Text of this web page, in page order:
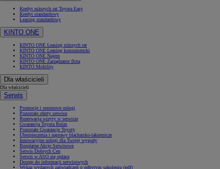
Kredyt niższych rat Toyota Easy
Kredyt standardowy
Leasing standardowy
KINTO ONE
KINTO ONE Leasing niższych rat
KINTO ONE Leasing konsumencki
KINTO ONE Najem
KINTO ONE Zarządzanie flotą
KINTO Mobility
Dla właścicieli
Dla właścicieli
Serwis
Promocje i sezonowe usługi
Pozostałe oferty serwisu
Rezerwacja wizyty w serwisie
Gwarancja Toyota Relax
Pozostałe Gwarancje Toyoty
Ubezpieczenia i naprawy blacharsko-lakiernicze
Innowacyjne usługi dla Twojej wygody
Bezpłatne Akcje Serwisowe
Serwis Dobrych Cen
Serwis w ASO się opłaca
Dostęp do informacji serwisowych
Wykaz wydanych zaświadczeń o odbytym szkoleniu (pdf)